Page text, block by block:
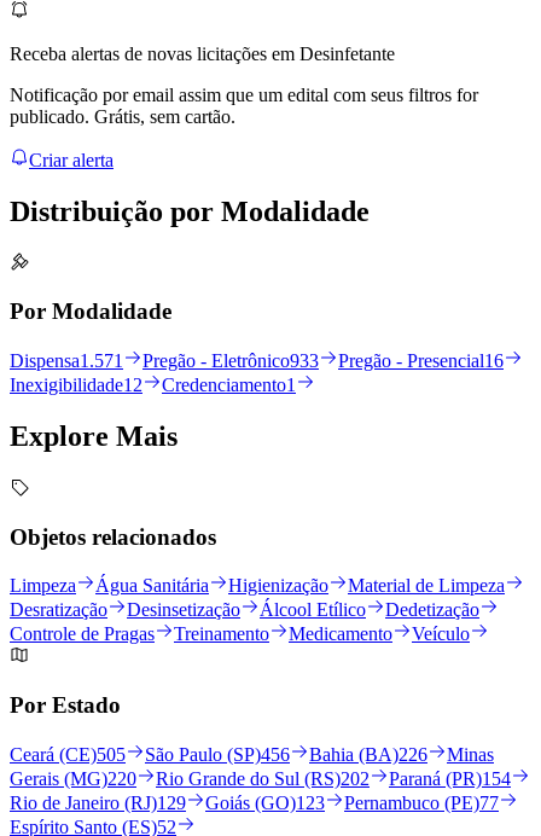
Receba alertas de novas licitações em Desinfetante
Notificação por email assim que um edital com seus filtros for
publicado. Grátis, sem cartão.
Criar alerta
Distribuição por Modalidade
Por Modalidade
Dispensa1.571 Pregão - Eletrônico933 Pregão - Presencial16
Inexigibilidade12 Credenciamento1
Explore Mais
Objetos relacionados
Limpeza Água Sanitária Higienização
Material de Limpeza
Desratização
Desinsetização Álcool Etílico
Dedetização
Controle de Pragas
Treinamento Medicamento Veículo
Por Estado
Ceará (CE)505 São Paulo (SP)456 Bahia (BA)226
Minas
Gerais (MG)220 Rio Grande do Sul (RS)202 Paraná (PR)154
Rio de Janeiro (RJ)129 Goiás (GO)123 Pernambuco (PE)77
Espírito Santo (ES)52